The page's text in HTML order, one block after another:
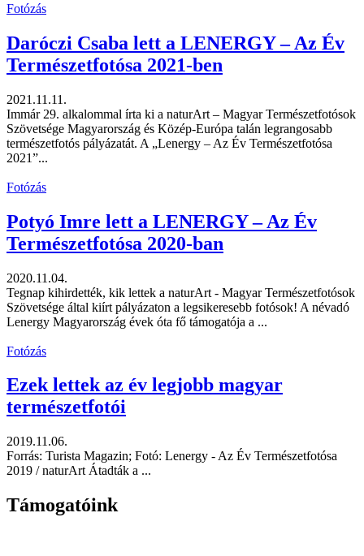
Fotózás
Daróczi Csaba lett a LENERGY – Az Év
Természetfotósa 2021-ben
2021.11.11.
Immár 29. alkalommal írta ki a naturArt – Magyar Természetfotósok
Szövetsége Magyarország és Közép-Európa talán legrangosabb
természetfotós pályázatát. A „Lenergy – Az Év Természetfotósa
2021”...
Fotózás
Potyó Imre lett a LENERGY – Az Év
Természetfotósa 2020-ban
2020.11.04.
Tegnap kihirdették, kik lettek a naturArt - Magyar Természetfotósok
Szövetsége által kiírt pályázaton a legsikeresebb fotósok! A névadó
Lenergy Magyarország évek óta fő támogatója a ...
Fotózás
Ezek lettek az év legjobb magyar
természetfotói
2019.11.06.
Forrás: Turista Magazin; Fotó: Lenergy - Az Év Természetfotósa
2019 / naturArt Átadták a ...
Támogatóink